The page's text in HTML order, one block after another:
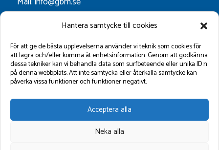
Hantera samtycke till cookies
För att ge de bästa upplevelserna använder vi teknik som cookies för
att lagra och/eller komma åt enhetsinformation. Genom att godkänna
dessa tekniker kan vi behandla data som surfbeteende eller unika ID:n
på denna webbplats. Att inte samtycka eller återkalla samtycke kan
påverka vissa funktioner och funktioner negativt.
Acceptera alla
Neka alla
Org.nr. 556052-0628
Följ oss på: